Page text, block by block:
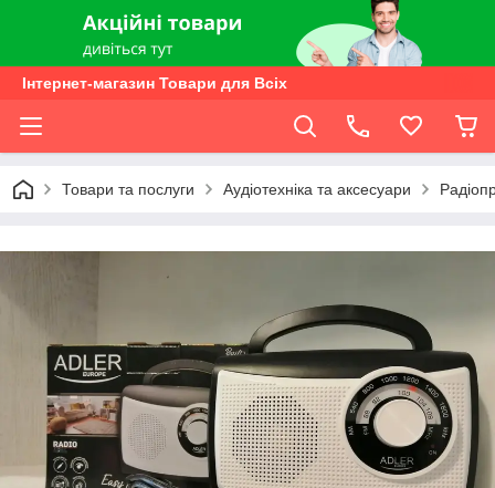
Інтернет-магазин Товари для Всіх
Товари та послуги Аудіотехніка та аксесуари